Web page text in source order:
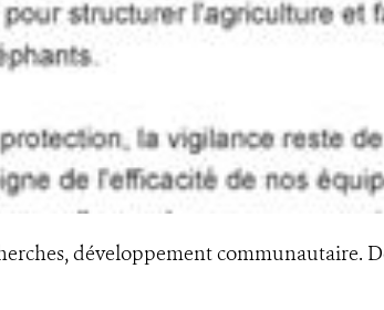
développement communautaire.